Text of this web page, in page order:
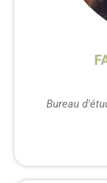
Bureau